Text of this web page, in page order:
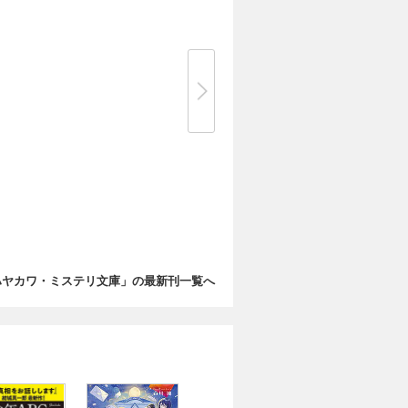
カワ・ミステリ文庫」の最新刊一覧へ